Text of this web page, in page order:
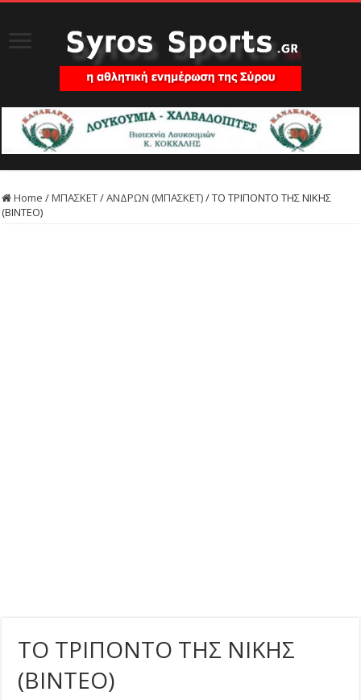
Home /ΜΠΑΣΚΕΤ/ΑΝΔΡΩΝ (ΜΠΑΣΚΕΤ)/ΤΟ ΤΡΙΠΟΝΤΟ ΤΗΣ ΝΙΚΗΣ
(ΒΙΝΤΕΟ)
ΤΟ ΤΡΙΠΟΝΤΟ ΤΗΣ ΝΙΚΗΣ
(ΒΙΝΤΕΟ)